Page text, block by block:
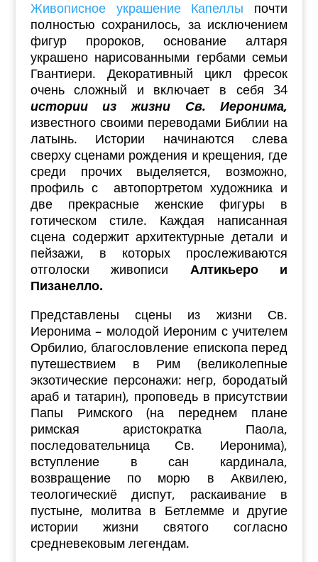
Живописное украшение Капеллы почти
полностью сохранилось, за исключением
фигур пророков, основание алтаря
украшено нарисованными гербами семьи
Гвантиери. Декоративный цикл фресок
очень сложный и включает в себя 34
истории из жизни Св. Иеронима,
известного своими переводами Библии на
латынь. Истории начинаются слева
сверху сценами рождения и крещения, где
среди прочих выделяется, возможно,
профиль с автопортретом художника и
две прекрасные женские фигуры в
готическом стиле. Каждая написанная
сцена содержит архитектурные детали и
пейзажи, в которых прослеживаются
отголоски живописи Алтикьеро и
Пизанелло.
Представлены сцены из жизни Св.
Иеронима – молодой Иероним с учителем
Орбилио, благословление епископа перед
путешествием в Рим (великолепные
экзотические персонажи: негр, бородатый
араб и татарин), проповедь в присутствии
Папы Римского (на переднем плане
римская аристократка Паола,
последовательница Св. Иеронима),
вступление в сан кардинала,
возвращение по морю в Аквилею,
теологическиё диспут, раскаивание в
пустыне, молитва в Бетлемме и другие
истории жизни святого согласно
средневековым легендам.